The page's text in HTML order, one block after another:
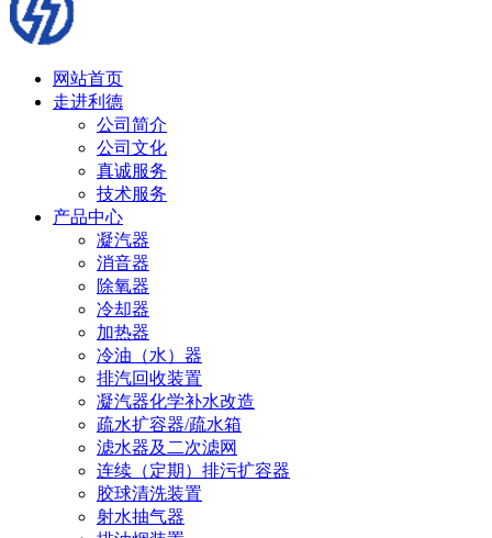
网站首页
走进利德
公司简介
公司文化
真诚服务
技术服务
产品中心
凝汽器
消音器
除氧器
冷却器
加热器
冷油（水）器
排汽回收装置
凝汽器化学补水改造
疏水扩容器/疏水箱
滤水器及二次滤网
连续（定期）排污扩容器
胶球清洗装置
射水抽气器